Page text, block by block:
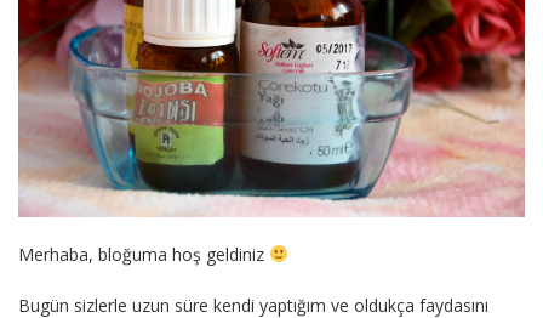
Merhaba, bloğuma hoş geldiniz
Bugün sizlerle uzun süre kendi yaptığım ve oldukça faydasını